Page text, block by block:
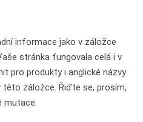
informace jako v záložce
stránka fungovala celá i v
pro produkty i anglické názvy
této záložce. Řiďte se, prosím,
mutace.